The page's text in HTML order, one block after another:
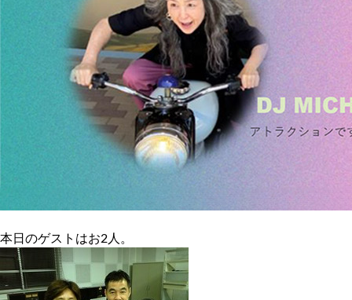
本日のゲストはお2人。